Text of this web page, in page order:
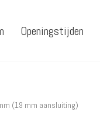
Openingstijden
(19 mm aansluiting)